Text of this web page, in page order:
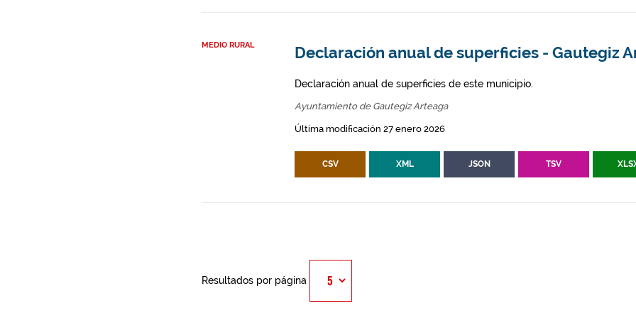
MEDIO RURAL Declaración anual de superficies - Gautegiz
Declaración anual de superficies de este municipio.
Ayuntamiento de Gautegiz Arteaga
Última modificación 27 enero 2026
CSV XML JSON TSV
Resultados por página